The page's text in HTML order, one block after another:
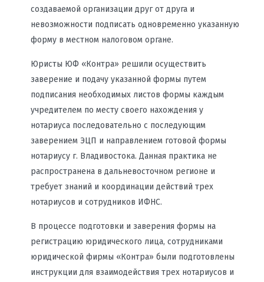
создаваемой организации друг от друга и
невозможности подписать одновременно указанную
форму в местном налоговом органе.
Юристы ЮФ «Контра» решили осуществить
заверение и подачу указанной формы путем
подписания необходимых листов формы каждым
учредителем по месту своего нахождения у
нотариуса последовательно с последующим
заверением ЭЦП и направлением готовой формы
нотариусу г. Владивостока. Данная практика не
распространена в дальневосточном регионе и
требует знаний и координации действий трех
нотариусов и сотрудников ИФНС.
В процессе подготовки и заверения формы на
регистрацию юридического лица, сотрудниками
юридической фирмы «Контра» были подготовлены
инструкции для взаимодействия трех нотариусов и